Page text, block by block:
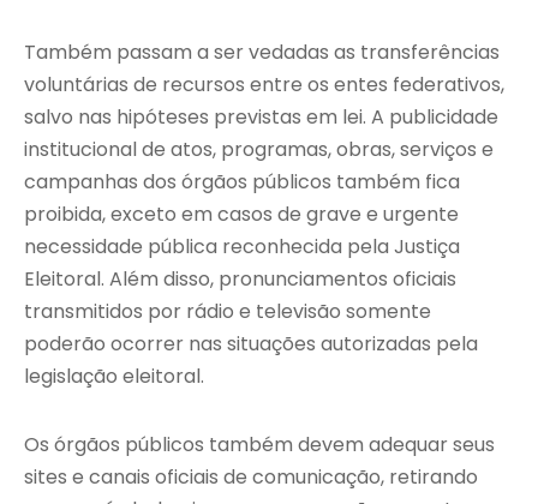
Também passam a ser vedadas as transferências
voluntárias de recursos entre os entes federativos,
salvo nas hipóteses previstas em lei. A publicidade
institucional de atos, programas, obras, serviços e
campanhas dos órgãos públicos também fica
proibida, exceto em casos de grave e urgente
necessidade pública reconhecida pela Justiça
Eleitoral. Além disso, pronunciamentos oficiais
transmitidos por rádio e televisão somente
poderão ocorrer nas situações autorizadas pela
legislação eleitoral.
Os órgãos públicos também devem adequar seus
sites e canais oficiais de comunicação, retirando